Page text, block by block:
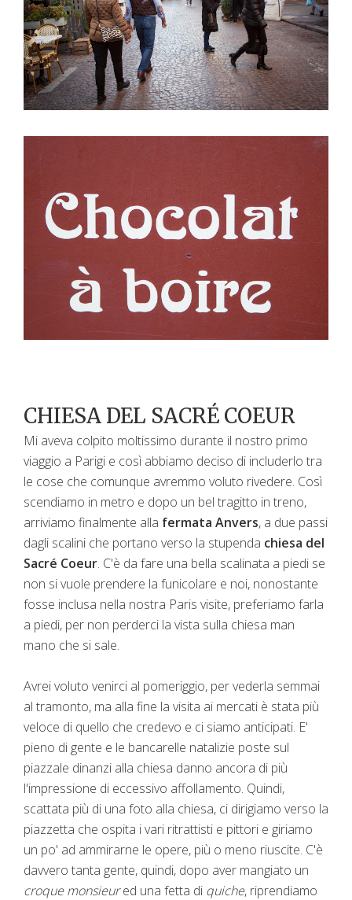
CHIESA DEL SACRÉ COEUR
Mi aveva colpito moltissimo durante il nostro primo
viaggio a Parigi e così abbiamo deciso di includerlo tra
le cose che comunque avremmo voluto rivedere. Così
scendiamo in metro e dopo un bel tragitto in treno,
arriviamo finalmente alla fermata Anvers, a due passi
dagli scalini che portano verso la stupenda chiesa del
Sacré Coeur. C'è da fare una bella scalinata a piedi se
non si vuole prendere la funicolare e noi, nonostante
fosse inclusa nella nostra Paris visite, preferiamo farla
a piedi, per non perderci la vista sulla chiesa man
mano che si sale.
Avrei voluto venirci al pomeriggio, per vederla semmai
al tramonto, ma alla fine la visita ai mercati è stata più
veloce di quello che credevo e ci siamo anticipati. E'
pieno di gente e le bancarelle natalizie poste sul
piazzale dinanzi alla chiesa danno ancora di più
l'impressione di eccessivo affollamento. Quindi,
scattata più di una foto alla chiesa, ci dirigiamo verso la
piazzetta che ospita i vari ritrattisti e pittori e giriamo
un po' ad ammirarne le opere, più o meno riuscite. C'è
davvero tanta gente, quindi, dopo aver mangiato un
croque monsieured una fetta di quiche, riprendiamo